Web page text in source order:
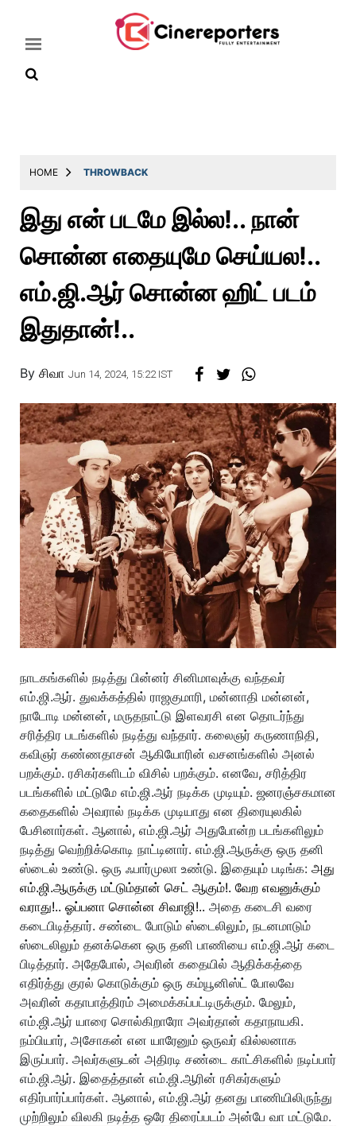
Latest
Throwback
Television
Reviews
Photos
Story
HOME THROWBACK
இது என் படமே இல்ல!.. நான்
சொன்ன எதையுமே செய்யல!..
எம்.ஜி.ஆர் சொன்ன ஹிட் படம்
இதுதான்!..
By சிவா Jun 14, 2024, 15:22 IST
நாடகங்களில் நடித்து பின்னர் சினிமாவுக்கு வந்தவர்
எம்.ஜி.ஆர். துவக்கத்தில் ராஜகுமாரி, மன்னாதி மன்னன்,
நாடோடி மன்னன், மருதநாட்டு இளவரசி என தொடர்ந்து
சரித்திர படங்களில் நடித்து வந்தார். கலைஞர் கருணாநிதி,
கவிஞர் கண்ணதாசன் ஆகியோரின் வசனங்களில் அனல்
பறக்கும். ரசிகர்களிடம் விசில் பறக்கும். எனவே, சரித்திர
படங்களில் மட்டுமே எம்.ஜி.ஆர் நடிக்க முடியும். ஜனரஞ்சகமான
கதைகளில் அவரால் நடிக்க முடியாது என திரையுலகில்
பேசினார்கள். ஆனால், எம்.ஜி.ஆர் அதுபோன்ற படங்களிலும்
நடித்து வெற்றிக்கொடி நாட்டினார். எம்.ஜி.ஆருக்கு ஒரு தனி
ஸ்டைல் உண்டு. ஒரு ஃபார்முலா உண்டு. இதையும் படிங்க: அது
எம்.ஜி.ஆருக்கு மட்டும்தான் செட் ஆகும்!. வேற எவனுக்கும்
வராது!.. ஓப்பனா சொன்ன சிவாஜி!.. அதை கடைசி வரை
கடைபிடித்தார். சண்டை போடும் ஸ்டைலிலும், நடனமாடும்
ஸ்டைலிலும் தனக்கென ஒரு தனி பாணியை எம்.ஜி.ஆர் கடை
பிடித்தார். அதேபோல், அவரின் கதையில் ஆதிக்கத்தை
எதிர்த்து குரல் கொடுக்கும் ஒரு கம்யூனிஸ்ட் போலவே
அவரின் கதாபாத்திரம் அமைக்கப்பட்டிருக்கும். மேலும்,
எம்.ஜி.ஆர் யாரை சொல்கிறாரோ அவர்தான் கதாநாயகி.
நம்பியார், அசோகன் என யாரேனும் ஒருவர் வில்லனாக
இருப்பார். அவர்களுடன் அதிரடி சண்டை காட்சிகளில் நடிப்பார்
எம்.ஜி.ஆர். இதைத்தான் எம்.ஜி.ஆரின் ரசிகர்களும்
எதிர்பார்ப்பார்கள். ஆனால், எம்.ஜி.ஆர் தனது பாணியிலிருந்து
முற்றிலும் விலகி நடித்த ஒரே திரைப்படம் அன்பே வா மட்டுமே.